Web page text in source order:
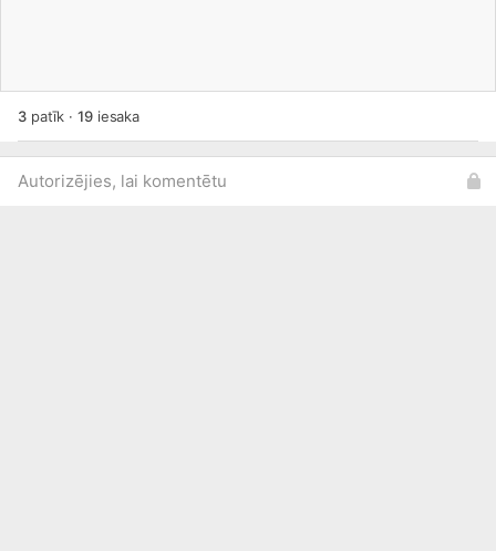
3patīk ·19iesaka
Autorizējies, lai komentētu